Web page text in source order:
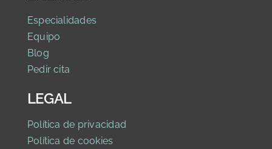
Especialidades
Equipo
Blog
Pedir cita
LEGAL
Política de privacidad
Política de cookies